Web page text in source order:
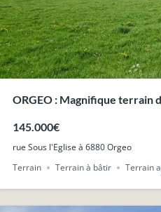
ORGEO : Magnifique terrain
145.000€
rue Sous l'Eglise à 6880 Orgeo
Terrain
Terrain à bâtir Terrain